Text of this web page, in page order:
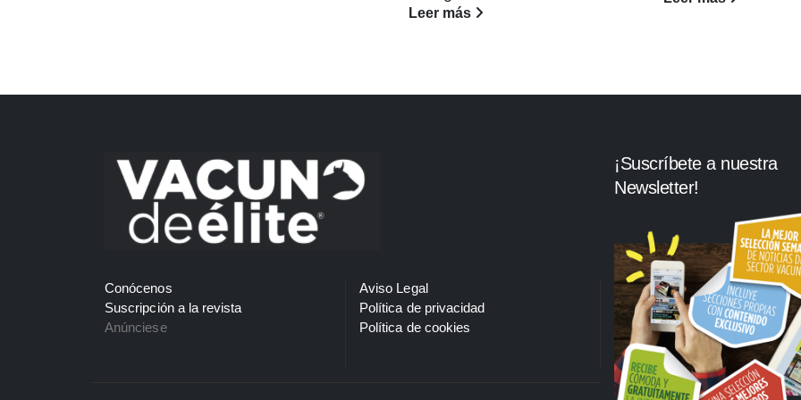
Leer más
Conócenos
Suscripción a la revista
Anúnciese
Aviso Legal
Política de privacidad
Política de cookies
¡Suscríbete a nuestra
Newsletter!